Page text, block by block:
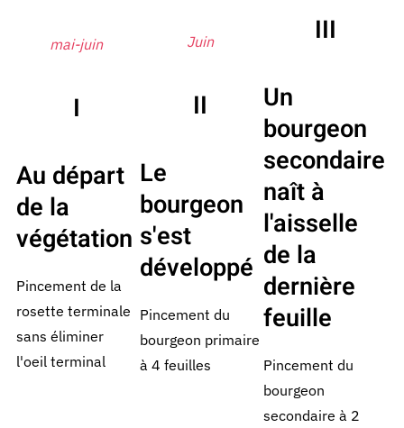
mai-juin
I
Au départ
de la
végétation
Pincement de la
rosette terminale
sans éliminer
l'oeil terminal
Juin
II
Le
bourgeon
s'est
développé
Pincement du
bourgeon primaire
à 4 feuilles
III
Un
bourgeon
secondaire
naît à
l'aisselle
de la
dernière
feuille
Pincement du
bourgeon
secondaire à 2